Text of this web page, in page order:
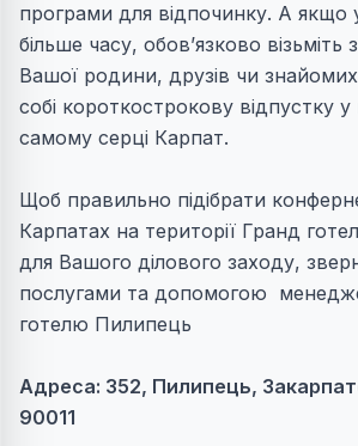
програми для відпочинку. А якщо
більше часу, обов’язково
Вашої родини, друзів чи
собі короткострокову відпустку у
самому серці Карпат.
Щоб правильно підібрати
Карпатах на території Гранд
для Вашого ділового заходу,
послугами та допомогою
готелю Пилипець
Адреса: 352, Пилипець,
90011